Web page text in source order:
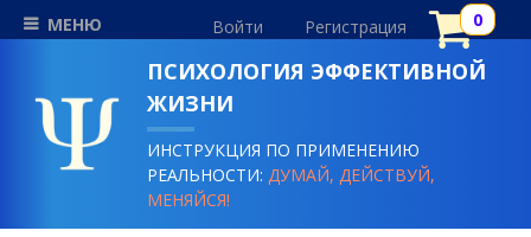
МЕНЮ Войти Регистрация
ПСИХОЛОГИЯ ЭФФЕКТИВНОЙ
ЖИЗНИ
ИНСТРУКЦИЯ ПО ПРИМЕНЕНИЮ
РЕАЛЬНОСТИ:ДУМАЙ, ДЕЙСТВУЙ,
МЕНЯЙСЯ!